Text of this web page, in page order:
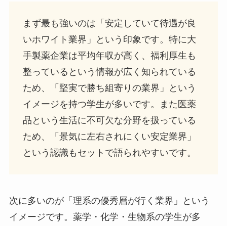
まず最も強いのは「安定していて待遇が良
いホワイト業界」という印象です。特に大
手製薬企業は平均年収が高く、福利厚生も
整っているという情報が広く知られている
ため、「堅実で勝ち組寄りの業界」という
イメージを持つ学生が多いです。また医薬
品という生活に不可欠な分野を扱っている
ため、「景気に左右されにくい安定業界」
という認識もセットで語られやすいです。
次に多いのが「理系の優秀層が行く業界」という
イメージです。薬学・化学・生物系の学生が多